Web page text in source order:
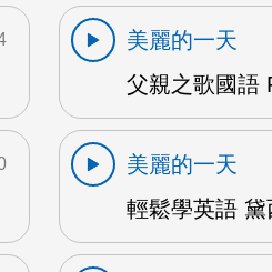
美麗的一天
父親之歌國語
美麗的一天
輕鬆學英語 黛